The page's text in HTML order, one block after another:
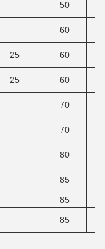
50
60
25 60
25 60
70
70
80
85
85
85